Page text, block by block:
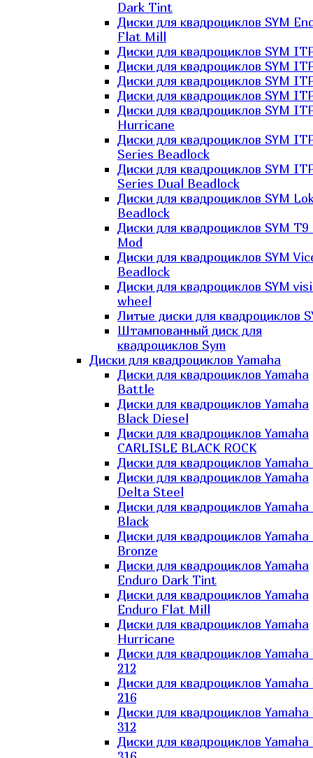
Dark Tint
Диски для квадроциклов SYM
Flat Mill
Диски для квадроциклов SYM
Диски для квадроциклов SYM
Диски для квадроциклов SYM
Диски для квадроциклов SYM
Диски для квадроциклов SYM
Hurricane
Диски для квадроциклов SYM
Series Beadlock
Диски для квадроциклов SYM
Series Dual Beadlock
Диски для квадроциклов SYM
Beadlock
Диски для квадроциклов SYM T9
Mod
Диски для квадроциклов SYM
Beadlock
Диски для квадроциклов SYM
wheel
Литые диски для квадроциклов
Штампованный диск для
квадроциклов Sym
Диски для квадроциклов Yamaha
Диски для квадроциклов Yamaha
Battle
Диски для квадроциклов Yamaha
Black Diesel
Диски для квадроциклов Yamaha
CARLISLE BLACK ROCK
Диски для квадроциклов Yamaha
Диски для квадроциклов Yamaha
Delta Steel
Диски для квадроциклов
Black
Диски для квадроциклов
Bronze
Диски для квадроциклов Yamaha
Enduro Dark Tint
Диски для квадроциклов Yamaha
Enduro Flat Mill
Диски для квадроциклов Yamaha
Hurricane
Диски для квадроциклов
212
Диски для квадроциклов
216
Диски для квадроциклов
312
Диски для квадроциклов